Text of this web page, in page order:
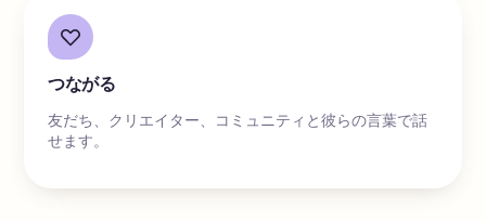
つながる
友だち、クリエイター、コミュニティと彼らの言葉で話
せます。